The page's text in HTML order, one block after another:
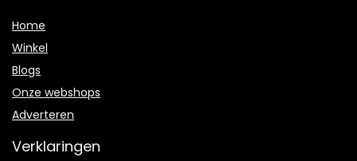
Home
Winkel
Blogs
Onze webshops
Adverteren
Verklaringen